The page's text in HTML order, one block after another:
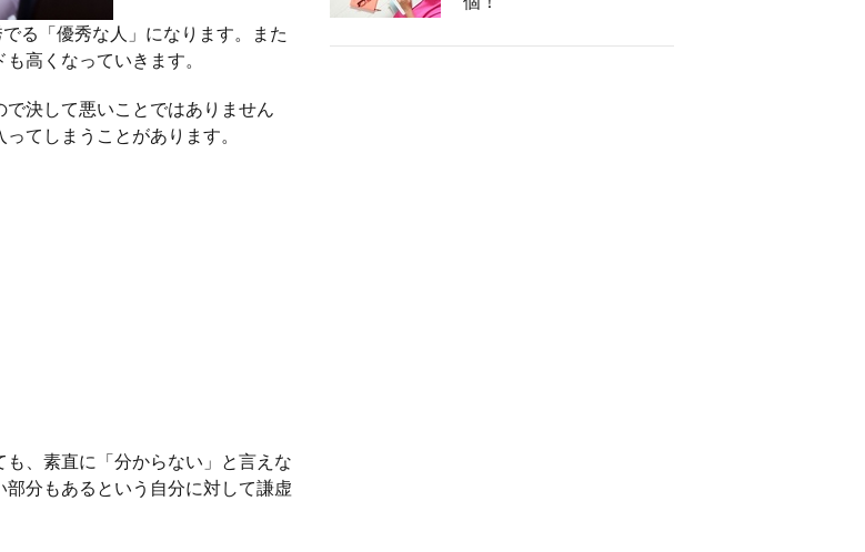
る「優秀な人」になります。また
高くなっていきます。
決して悪いことではありません
てしまうことがあります。
、素直に「分からない」と言えな
分もあるという自分に対して謙虚